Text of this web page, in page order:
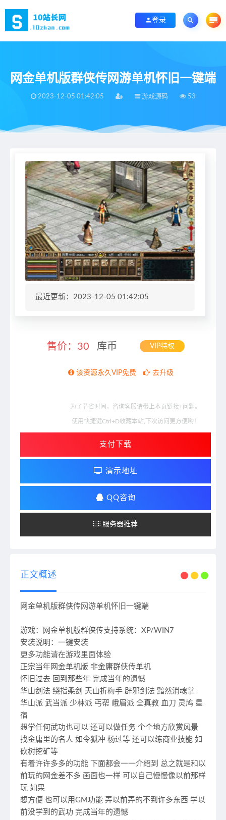
登录
网金单机版群侠传网游单机怀旧一键端
2023-12-05 01:42:05 游戏源码 53
当前位置：首页>游戏源码
最近更新：2023-12-05 01:42:05
售价： 30 库币 VIP特权
该资源永久VIP免费 去升级
为了节省时间，咨询客服请带上本页链接+问题。
使用快捷键Ctrl+D收藏本站,下次访问更方便哟！
支付下载
演示地址
QQ咨询
服务器推荐
正文概述
网金单机版群侠传网游单机怀旧一键端
游戏：网金单机版群侠传支持系统：XP/WIN7
安装说明：一键安装
更多功能请在游戏里面体验
正宗当年网金单机版 非金庸群侠传单机
怀旧过去 回到那些年 完成当年的遗憾
华山剑法 绕指柔剑 天山折梅手 辟邪剑法 黯然消魂掌
华山派 武当派 少林派 丐帮 峨眉派 全真教 血刀 灵鸠 星
宿
想学任何武功也可以 还可以做任务 个个地方欣赏风景
找金庸里的名人 如令狐冲 杨过等 还可以练商业技能 如
砍树挖矿等
有着许许多多的功能 下面都会一一介绍到 总之就是和以
前玩的网金差不多 画面也一样 可以自己慢慢像以前那样
玩 如果
想方便 也可以用GM功能 弄以前弄的不到许多东西 学以
前没学到的武功 完成当年的遗憾